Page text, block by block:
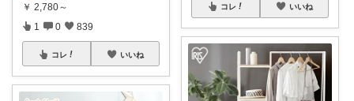
￥ 2,780～
1 0 839
コレ いいね
コレ いいね